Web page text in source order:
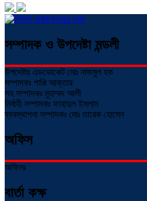
সম্পাদক ও উপদেষ্টা মন্ডলী
উপদেষ্টাঃ এডভোকেট মোঃ নাজমুল হক
সম্পাদকঃ পাপ্পি আক্তার
সহ সম্পাদকঃ মুহাম্মদ আলী
নির্বাহী সম্পাদকঃ ফাহাদুল ইসলাম
ব্যবস্থাপনা সম্পাদকঃ মোঃ তারেক হোসেন
অফিস
অফিসঃ
বার্তা কক্ষ